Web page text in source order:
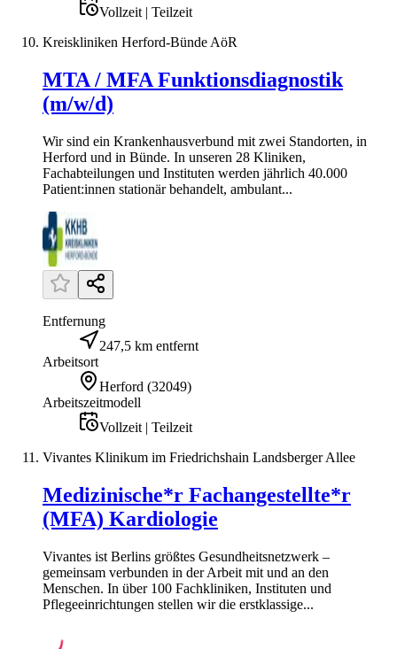
Vollzeit | Teilzeit
Kreiskliniken Herford-Bünde AöR
MTA / MFA Funktionsdiagnostik
(m/w/d)
Wir sind ein Krankenhausverbund mit zwei Standorten, in
Herford und in Bünde. In unseren 28 Kliniken,
Fachabteilungen und Instituten werden jährlich 40.000
Patient:innen stationär behandelt, ambulant...
Entfernung
247,5 km entfernt
Arbeitsort
Herford (32049)
Arbeitszeitmodell
Vollzeit | Teilzeit
Vivantes Klinikum im Friedrichshain Landsberger Allee
Medizinische*r Fachangestellte*r
(MFA) Kardiologie
Vivantes ist Berlins größtes Gesundheitsnetzwerk –
gemeinsam verbunden in der Arbeit mit und an den
Menschen. In über 100 Fachkliniken, Instituten und
Pflegeeinrichtungen stellen wir die erstklassige...